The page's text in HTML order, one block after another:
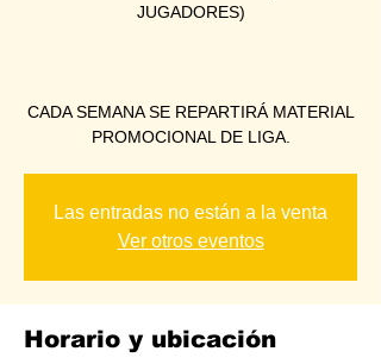
JUGADORES)
CADA SEMANA SE REPARTIRÁ MATERIAL
PROMOCIONAL DE LIGA.
Las entradas no están a la venta
Ver otros eventos
Horario y ubicación